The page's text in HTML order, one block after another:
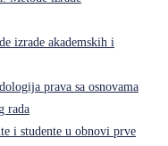
izrade akademskih i
prava sa osnovama
rada
i studente u obnovi prve